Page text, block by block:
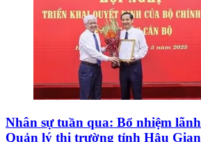
Nhân sự tuần qua: Bổ nhiệm
Quản lý thị trường tỉnh Hậu